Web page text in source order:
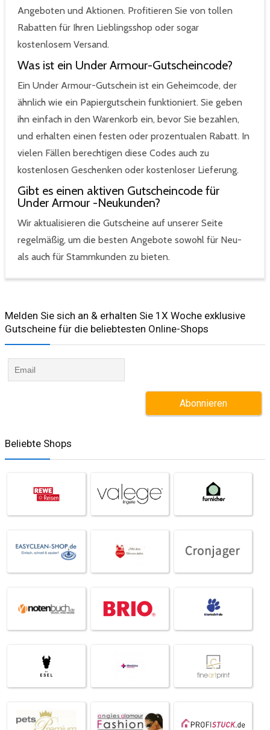
Angeboten und Aktionen. Profitieren Sie von tollen
Rabatten für Ihren Lieblingsshop oder sogar
kostenlosem Versand.
Was ist ein Under Armour-Gutscheincode?
Ein Under Armour-Gutschein ist ein Geheimcode, der
ähnlich wie ein Papiergutschein funktioniert. Sie geben
ihn einfach in den Warenkorb ein, bevor Sie bezahlen,
und erhalten einen festen oder prozentualen Rabatt. In
vielen Fällen berechtigen diese Codes auch zu
kostenlosen Geschenken oder kostenloser Lieferung.
Gibt es einen aktiven Gutscheincode für
Under Armour -Neukunden?
Wir aktualisieren die Gutscheine auf unserer Seite
regelmäßig, um die besten Angebote sowohl für Neu-
als auch für Stammkunden zu bieten.
Melden Sie sich an & erhalten Sie 1X Woche exklusive
Gutscheine für die beliebtesten Online-Shops​
Beliebte Shops